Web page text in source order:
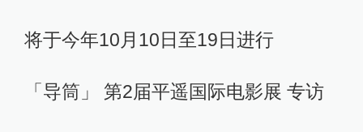
将于今年10月10日至19日进行
「导筒」 第2届平遥国际电影展 专访